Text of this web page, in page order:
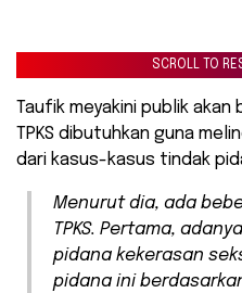
SCROLL TO
Taufik meyakini publik akan
TPKS dibutuhkan guna
dari kasus-kasus tindak
Menurut dia, ada
TPKS. Pertama,
pidana kekerasan
pidana ini